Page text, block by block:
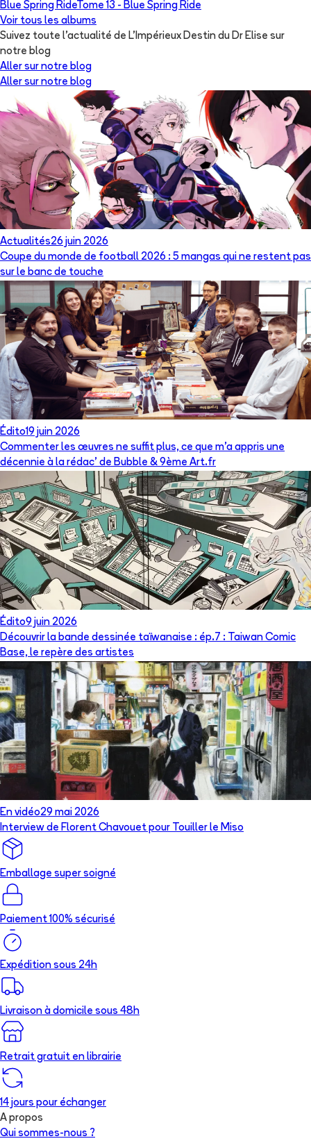
Blue Spring RideTome 13 - Blue Spring Ride
Voir tous les albums
Suivez toute l'actualité de L'Impérieux Destin du Dr Elise sur
notre blog
Aller sur notre blog
Aller sur notre blog
Actualités26 juin 2026
Coupe du monde de football 2026 : 5 mangas qui ne restent pas
sur le banc de touche
Édito19 juin 2026
Commenter les œuvres ne suffit plus, ce que m’a appris une
décennie à la rédac’ de Bubble & 9ème Art.fr
Édito9 juin 2026
Découvrir la bande dessinée taïwanaise : ép.7 : Taiwan Comic
Base, le repère des artistes
En vidéo29 mai 2026
Interview de Florent Chavouet pour Touiller le Miso
Emballage super soigné
Paiement 100% sécurisé
Expédition sous 24h
Livraison à domicile sous 48h
Retrait gratuit en librairie
14 jours pour échanger
A propos
Qui sommes-nous ?